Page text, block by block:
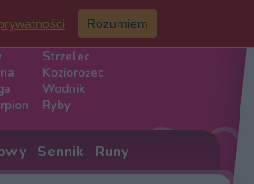
Strzelec
Koziorożec
Wodnik
Ryby
Sennik Runy
Rozumiem